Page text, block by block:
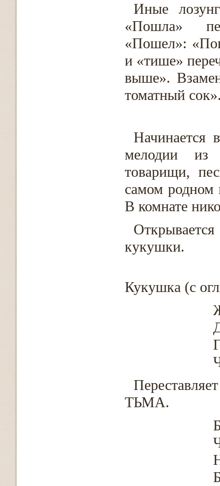
Иные
«Пошла»
«Пошел»:
и «тише»
выше».
томатный
Начинается
мелодии из
товарищи,
самом родном
В комнате
Открывается
кукушки.
Кукушка (с
ТЬМА.